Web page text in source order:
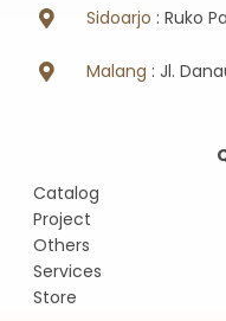
Sidoarjo : Ruko
Malang : Jl.
Catalog
Project
Others
Services
Store